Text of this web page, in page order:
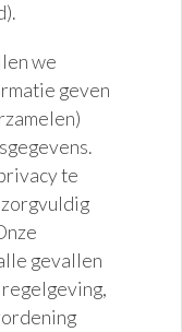
we
geven
te
zorgvuldig
gevallen